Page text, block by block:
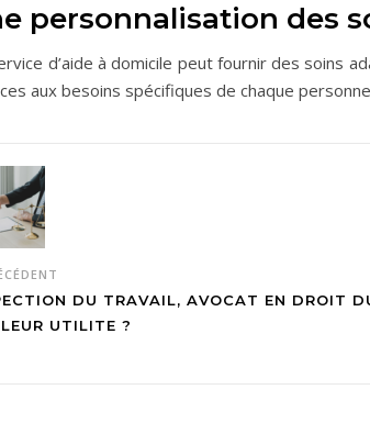
personnalisation des
d’aide à domicile peut fournir des soins
aux besoins spécifiques de chaque
DU TRAVAIL, AVOCAT EN DROIT
UTILITE ?